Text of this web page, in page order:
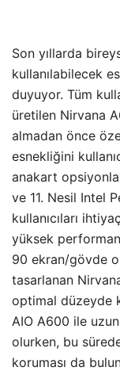
Son yıllarda
kullanılabilecek
duyuyor. Tüm
üretilen Nirvana
almadan önce
esnekliğini
anakart
ve 11. Nesil Intel
kullanıcıları
yüksek
90 ekran/gövde
tasarlanan
optimal düzeyde
AIO A600 ile
olurken, bu sürede
koruması da